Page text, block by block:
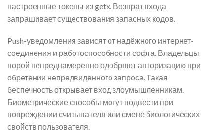
настроенные токены из getx. Возврат входа
запрашивает существования запасных кодов.
Push-уведомления зависят от надёжного интернет-
соединения и работоспособности софта. Владельцы
порой непреднамеренно одобряют авторизацию при
обретении непредвиденного запроса. Такая
беспечность открывает вход злоумышленникам.
Биометрические способы могут подвести при
повреждении считывателя или смене биологических
свойств пользователя.